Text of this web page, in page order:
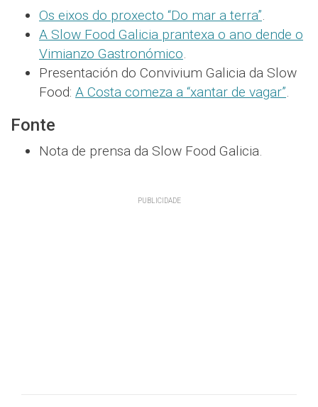
Os eixos do proxecto “Do mar a terra”.
A Slow Food Galicia prantexa o ano dende o
Vimianzo Gastronómico.
Presentación do Convivium Galicia da Slow
Food: A Costa comeza a “xantar de vagar”.
Fonte
Nota de prensa da Slow Food Galicia.